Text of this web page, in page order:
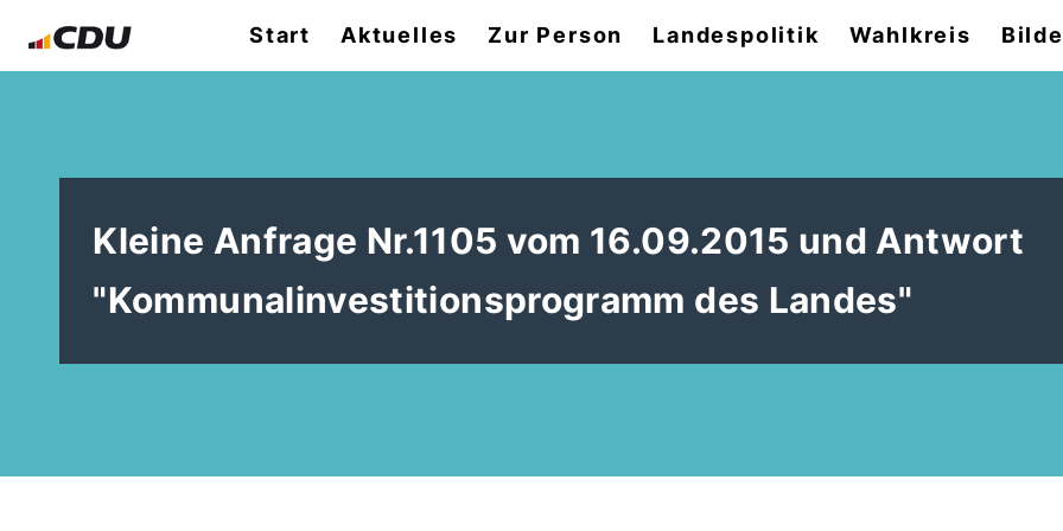
Start Aktuelles Zur Person Landespolitik Wahlkreis
Kleine Anfrage Nr.1105 vom 16.09.2015 und Antwort
"Kommunalinvestitionsprogramm des Landes"